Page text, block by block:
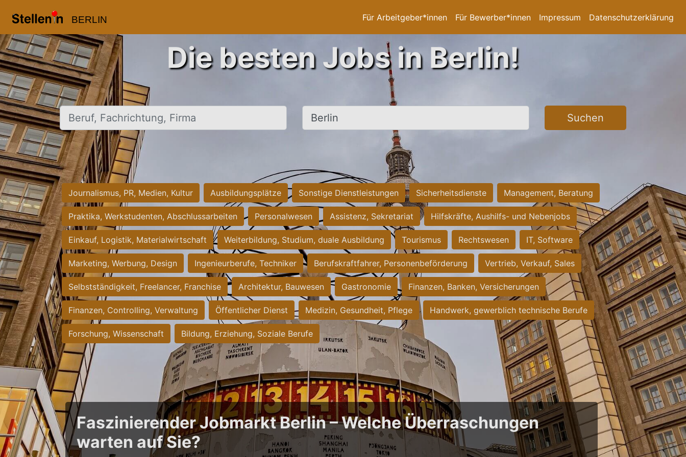
BERLIN Für Arbeitgeber*innen Für Bewerber*innen Impressum Datenschutzerklärung
Die besten Jobs in Berlin!
Beruf, Fachrichtung, Firma Ort, Stadt Suchen
Journalismus, PR, Medien, Kultur Ausbildungsplätze Sonstige Dienstleistungen Sicherheitsdienste Management, Beratung
Praktika, Werkstudenten, Abschlussarbeiten Personalwesen Assistenz, Sekretariat Hilfskräfte, Aushilfs- und Nebenjobs
Einkauf, Logistik, Materialwirtschaft Weiterbildung, Studium, duale Ausbildung Tourismus Rechtswesen IT, Software
Marketing, Werbung, Design Ingenieurberufe, Techniker Berufskraftfahrer, Personenbeförderung Vertrieb, Verkauf, Sales
Selbstständigkeit, Freelancer, Franchise Architektur, Bauwesen Gastronomie Finanzen, Banken, Versicherungen
Finanzen, Controlling, Verwaltung Öffentlicher Dienst Medizin, Gesundheit, Pflege Handwerk, gewerblich technische Berufe
Forschung, Wissenschaft Bildung, Erziehung, Soziale Berufe
Faszinierender Jobmarkt Berlin – Welche Überraschungen
warten auf Sie?